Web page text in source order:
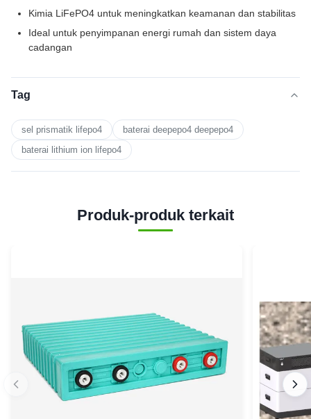
Kimia LiFePO4 untuk meningkatkan keamanan dan stabilitas
Ideal untuk penyimpanan energi rumah dan sistem daya
cadangan
Tag
sel prismatik lifepo4
baterai deepepo4 deepepo4
baterai lithium ion lifepo4
Produk-produk terkait